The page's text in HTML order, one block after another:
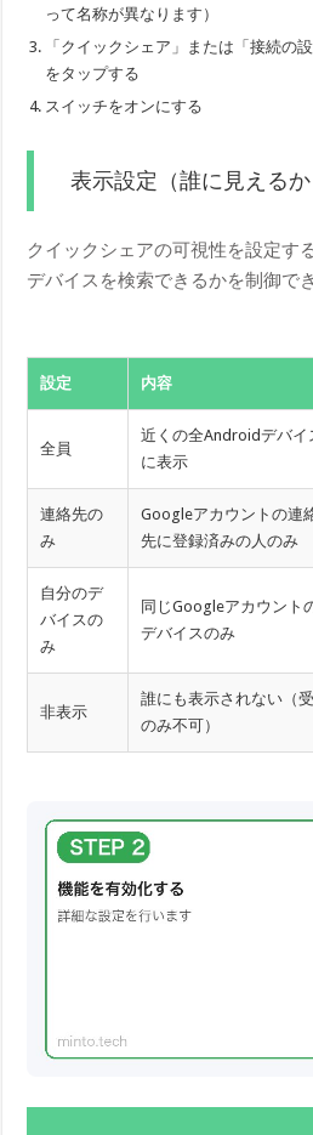
って名称が異なります）
「クイックシェア」または「接続の
をタップする
スイッチをオンにする
表示設定（誰に見える
クイックシェアの可視性を設定す
デバイスを検索できるかを制御で
設定 内容
全員
近くの全Androidデバイ
に表示
連絡先の
み
Googleアカウントの連
先に登録済みの人のみ
自分のデ
バイスの
み
同じGoogleアカウント
デバイスのみ
非表示
誰にも表示されない（
のみ不可）